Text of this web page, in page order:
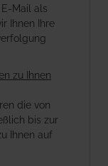
Mail als
Ihnen Ihre
zu Ihnen
die von
bis zur
Ihnen auf